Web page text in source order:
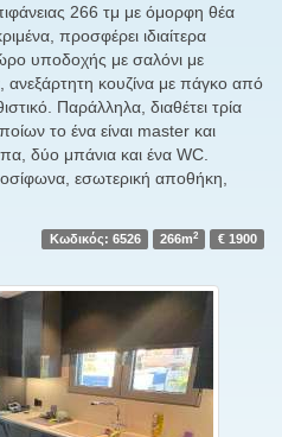
266 τμ με όμορφη θέα
προσφέρει ιδιαίτερα
υποδοχής με σαλόνι με
ανεξάρτητη κουζίνα με πάγκο από
Παράλληλα, διαθέτει τρία
το ένα είναι master και
δύο μπάνια και ένα WC.
εσωτερική αποθήκη,
Κωδικός: 6526 266m2 € 1900